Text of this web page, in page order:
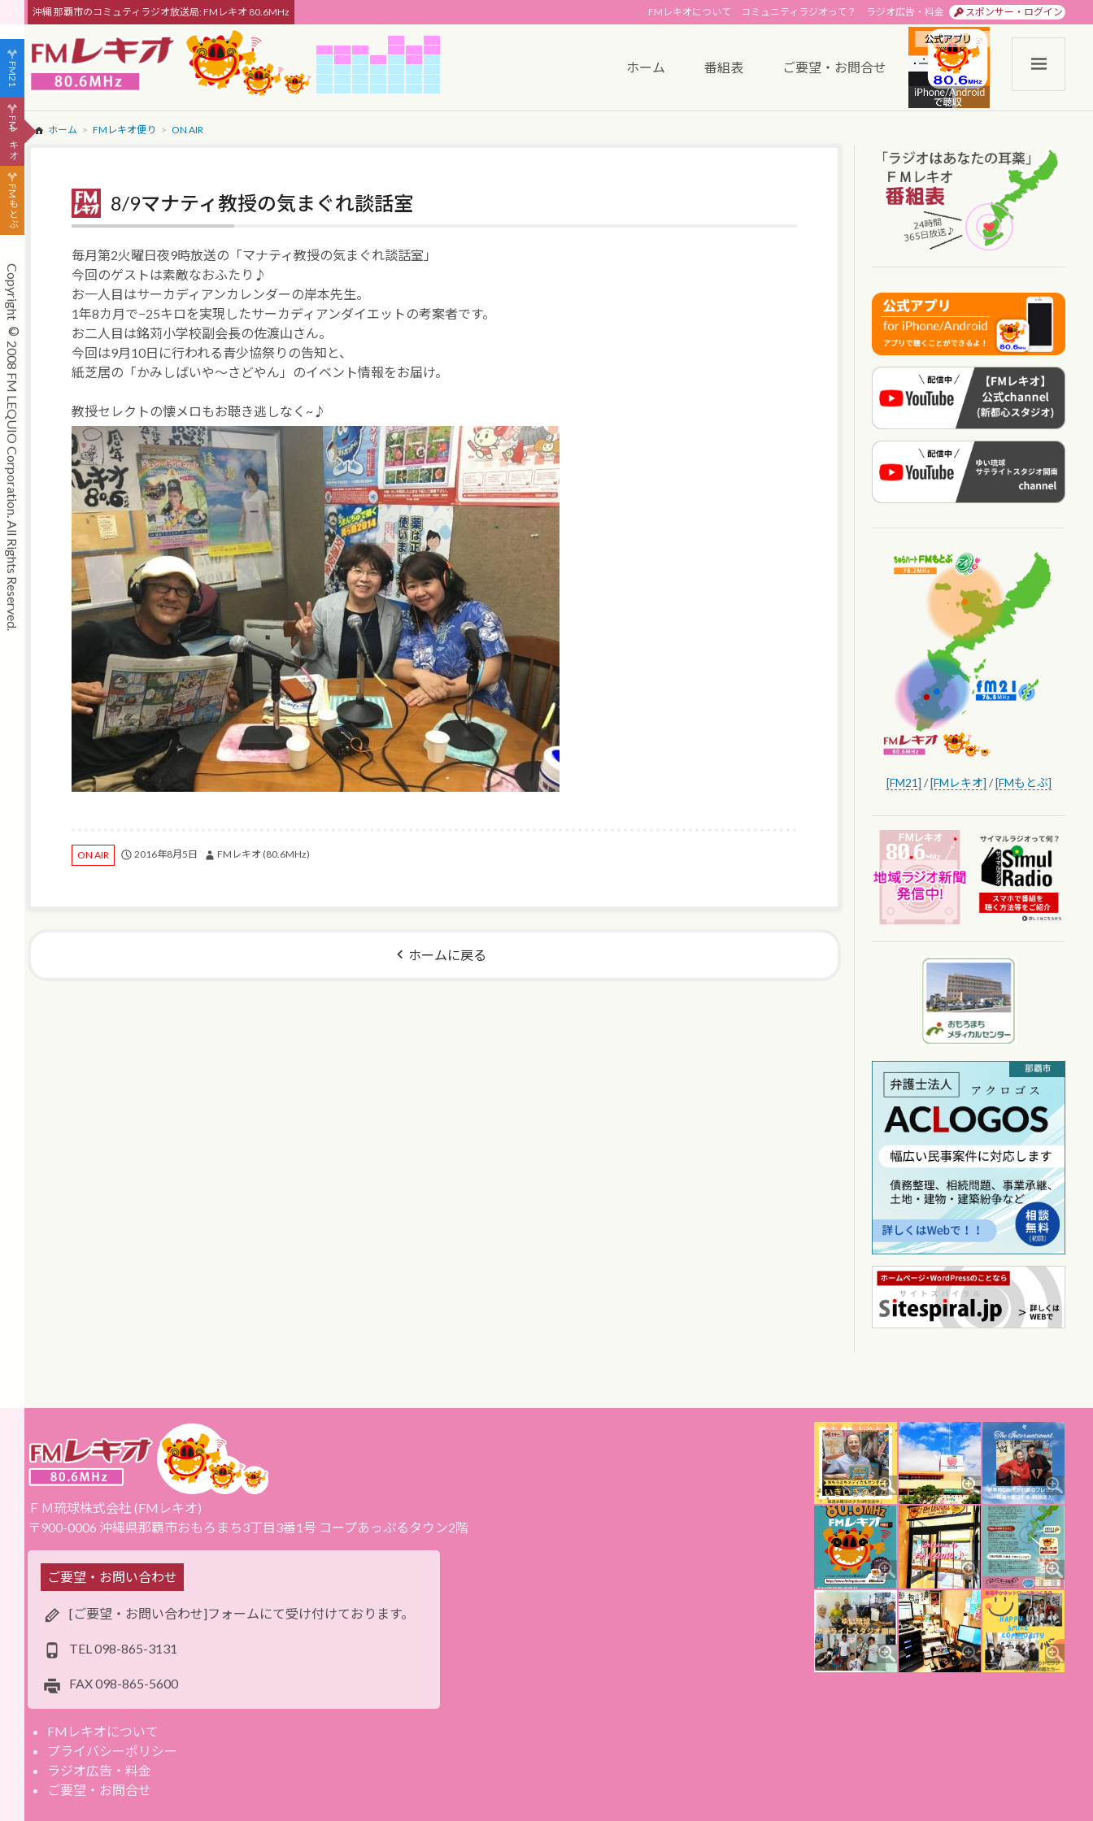
沖縄 那覇市のコミュティラジオ放送局: FMレキオ 80.6MHz スポンサー・ログイン
ラジオ広告・料金
コミュニティラジオって？
FMレキオについて
ホーム 番組表 ご要望・お問合せ
ホーム FMレキオ便り ON AIR
8/9マナティ教授の気まぐれ談話室
毎月第2火曜日夜9時放送の「マナティ教授の気まぐれ談話室」
今回のゲストは素敵なおふたり♪
お一人目はサーカディアンカレンダーの岸本先生。
1年8カ月で−25キロを実現したサーカディアンダイエットの考案者です。
お二人目は銘苅小学校副会長の佐渡山さん。
今回は9月10日に行われる青少協祭りの告知と、
紙芝居の「かみしばいや〜さどやん」のイベント情報をお届け。
教授セレクトの懐メロもお聴き逃しなく~♪
ON AIR 2016年8月5日 FMレキオ (80.6MHz)
ホームに戻る
[FM21] /[FMレキオ] /[FMもとぶ]
ＦＭ琉球株式会社 (FMレキオ)
〒900-0006 沖縄県那覇市おもろまち3丁目3番1号 コープあっぷるタウン2階
ご要望・お問い合わせ
[ご要望・お問い合わせ]フォームにて受け付けております。
TEL 098-865-3131
FAX098-865-5600
FMレキオについて
プライバシーポリシー
ラジオ広告・料金
ご要望・お問合せ
FM21
FMレキオ
FMもとぶ
Copyright © 2008 FM LEQUIO Corporation. All Rights Reserved.